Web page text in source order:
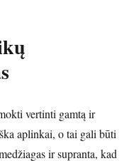
vertinti gamtą ir
aplinkai, o tai gali būti
ir supranta, kad